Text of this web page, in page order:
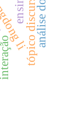
li
interação tópico discursivo